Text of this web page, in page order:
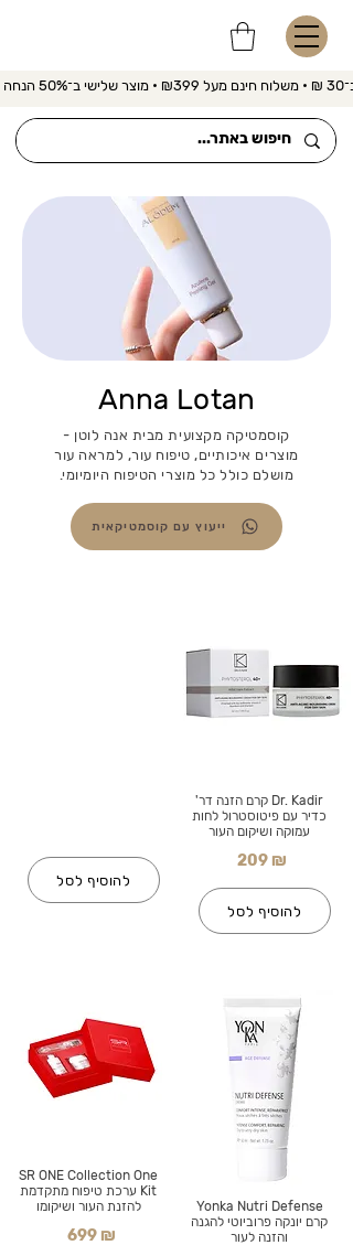
הנחה
Anna Lotan
קוסמטיקה מקצועית מבית אנה לוטן -
מוצרים איכותיים, טיפוח עור, למראה עור
מושלם כולל כל מוצרי הטיפוח היומיומי.
ייעוץ עם קוסמטיקאית
להוסיף לסל
SR ONE Collection One
Kit ערכת טיפוח מתקדמת
להזנת העור ושיקומו
699 ₪
Dr. Kadir קרם הזנה דר'
כדיר עם פיטוסטרול לחות
עמוקה ושיקום העור
209 ₪
להוסיף לסל
Yonka Nutri Defense
קרם יונקה פרוביוטי להגנה
והזנה לעור